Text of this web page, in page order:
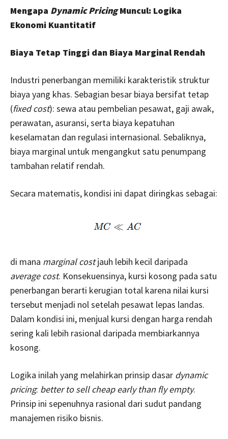
Mengapa Dynamic PricingMuncul: Logika
Ekonomi Kuantitatif
Biaya Tetap Tinggi dan Biaya Marginal Rendah
Industri penerbangan memiliki karakteristik struktur
biaya yang khas. Sebagian besar biaya bersifat tetap
(fixed cost): sewa atau pembelian pesawat, gaji awak,
perawatan, asuransi, serta biaya kepatuhan
keselamatan dan regulasi internasional. Sebaliknya,
biaya marginal untuk mengangkut satu penumpang
tambahan relatif rendah.
Secara matematis, kondisi ini dapat diringkas sebagai:
di mana marginal costjauh lebih kecil daripada
average cost. Konsekuensinya, kursi kosong pada satu
penerbangan berarti kerugian total karena nilai kursi
tersebut menjadi nol setelah pesawat lepas landas.
Dalam kondisi ini, menjual kursi dengan harga rendah
sering kali lebih rasional daripada membiarkannya
kosong.
Logika inilah yang melahirkan prinsip dasar dynamic
pricing: better to sell cheap early than fly empty.
Prinsip ini sepenuhnya rasional dari sudut pandang
manajemen risiko bisnis.